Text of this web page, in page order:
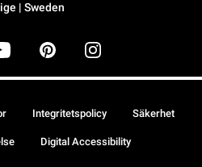
| Sweden
Integritetspolicy Säkerhet
Digital Accessibility